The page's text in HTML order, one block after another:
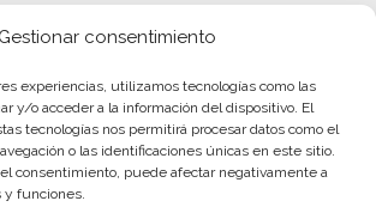
Gestionar consentimiento
experiencias, utilizamos tecnologías como las
y/o acceder a la información del dispositivo. El
tecnologías nos permitirá procesar datos como el
o las identificaciones únicas en este sitio.
consentimiento, puede afectar negativamente a
y funciones.